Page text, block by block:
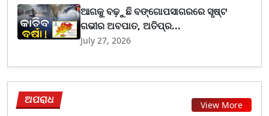
ଆଗକୁ ବଢ଼ୁଛି ବଙ୍ଗୋପସାଗରରେ ସୃଷ୍ଟ
ଗଭୀର ଅବପାତ, ଅତିପ୍ର...
July 27, 2026
ଅପରାଧ View More